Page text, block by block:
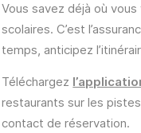
Vous savez déjà où
scolaires. C’est
temps, anticipez
Téléchargez
restaurants sur les
contact de réservation.